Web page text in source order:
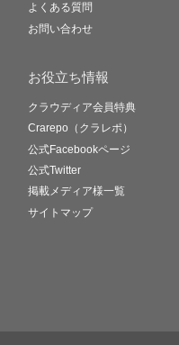
よくある質問
お問い合わせ
お役立ち情報
クラウディア会員特典
Crarepo（クラレポ）
公式Facebookページ
公式Twitter
掲載メディア様一覧
サイトマップ